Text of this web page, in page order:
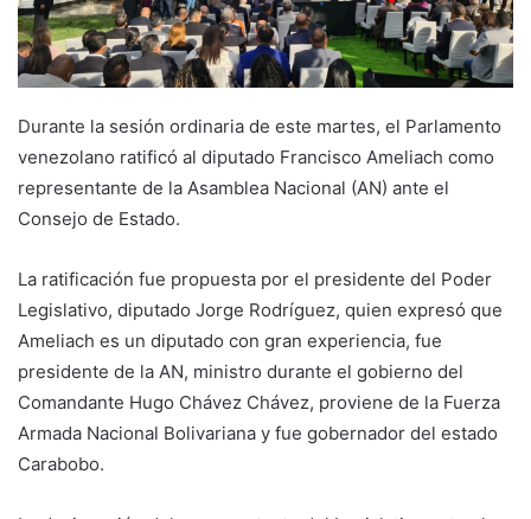
Durante la sesión ordinaria de este martes, el Parlamento
venezolano ratificó al diputado Francisco Ameliach como
representante de la Asamblea Nacional (AN) ante el
Consejo de Estado.
La ratificación fue propuesta por el presidente del Poder
Legislativo, diputado Jorge Rodríguez, quien expresó que
Ameliach es un diputado con gran experiencia, fue
presidente de la AN, ministro durante el gobierno del
Comandante Hugo Chávez Chávez, proviene de la Fuerza
Armada Nacional Bolivariana y fue gobernador del estado
Carabobo.